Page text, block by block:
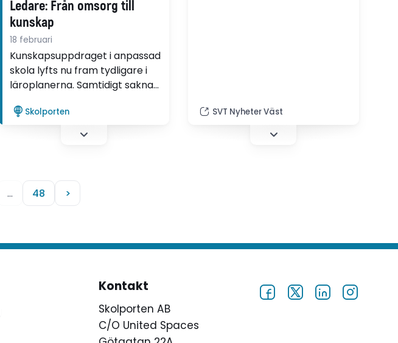
Ledare: Från omsorg till
kunskap
18 februari
Kunskapsuppdraget i anpassad
skola lyfts nu fram tydligare i
läroplanerna. Samtidigt saknar
anpassad skola den utbildning
som behövs för att undervisa
Daniel Östlund. Det skriver Moa
Duvarci Engman i en ledare i
Skolporten SVT Nyheter Väst
… 48 >
Kontakt
Skolporten AB
C/O United Spaces